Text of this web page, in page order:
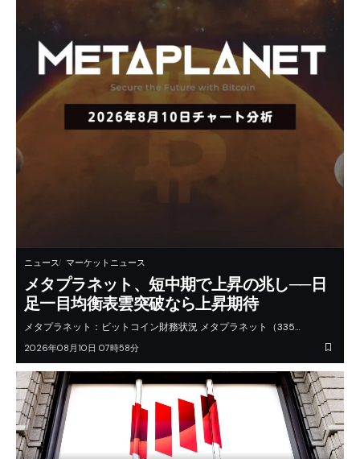
ニュース マーケットニュース
メタプラネット、短中期で上昇の兆し──日
足一目均衡表雲突破なら上昇期待
メタプラネット：ビットコイン財務状況 メタプラネット（335…
2026年08月10日 07時58分